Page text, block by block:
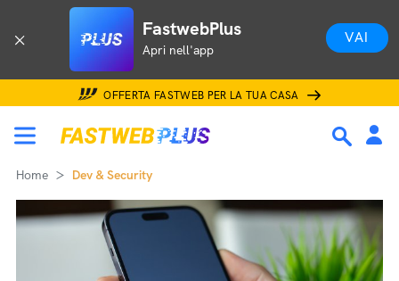
FastwebPlus
Apri nell'app
VAI
OFFERTA FASTWEB PER LA TUA CASA
Home Dev & Security